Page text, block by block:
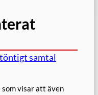
samtal
visar att även